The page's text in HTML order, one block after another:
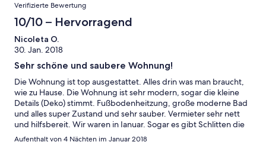
Verifizierte Bewertung
10/10 – Hervorragend
Nicoleta O.
30. Jan. 2018
Sehr schöne und saubere Wohnung!
Die Wohnung ist top ausgestattet. Alles drin was man braucht,
wie zu Hause. Die Wohnung ist sehr modern, sogar die kleine
Details (Deko) stimmt. Fußbodenheitzung, große moderne Bad
und alles super Zustand und sehr sauber. Vermieter sehr nett
und hilfsbereit. Wir waren in Ianuar. Sogar es gibt Schlitten die
man benutzen darf. Ich war sehr zufrieden und würde immer
Aufenthalt von 4 Nächten im Januar 2018